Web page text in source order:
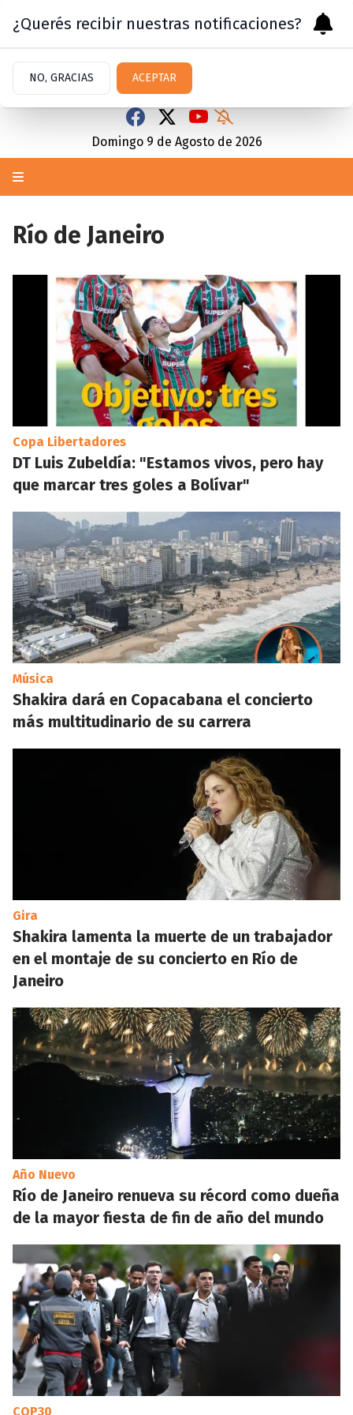
Domingo 9 de Agosto de 2026
Río de Janeiro
Copa Libertadores
DT Luis Zubeldía: "Estamos vivos, pero hay
que marcar tres goles a Bolívar"
Música
Shakira dará en Copacabana el concierto
más multitudinario de su carrera
Gira
Shakira lamenta la muerte de un trabajador
en el montaje de su concierto en Río de
Janeiro
Año Nuevo
Río de Janeiro renueva su récord como dueña
de la mayor fiesta de fin de año del mundo
COP30
¿Querés recibir nuestras notificaciones?
NO, GRACIAS ACEPTAR